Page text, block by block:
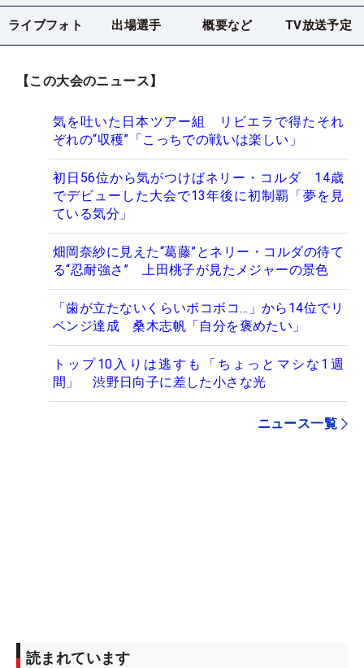
ライブフォト 出場選手 概要など TV放送予定
【この大会のニュース】
気を吐いた日本ツアー組 リビエラで得たそれ
ぞれの“収穫”「こっちでの戦いは楽しい」
初日56位から気がつけばネリー・コルダ 14歳
でデビューした大会で13年後に初制覇「夢を見
ている気分」
畑岡奈紗に見えた“葛藤”とネリー・コルダの待て
る“忍耐強さ” 上田桃子が見たメジャーの景色
「歯が立たないくらいボコボコ…」から14位でリ
ベンジ達成 桑木志帆「自分を褒めたい」
トップ10入りは逃すも「ちょっとマシな1週
間」 渋野日向子に差した小さな光
ニュース一覧
読まれています